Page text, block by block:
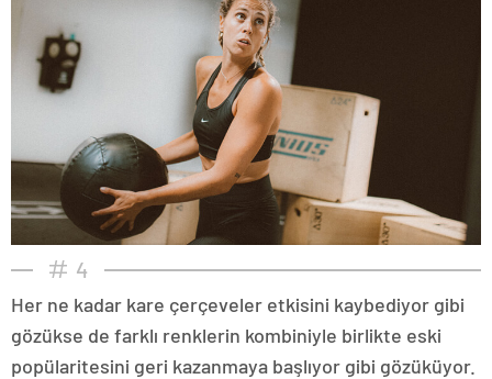
4
Her ne kadar kare çerçeveler etkisini kaybediyor gibi
gözükse de farklı renklerin kombiniyle birlikte eski
popülaritesini geri kazanmaya başlıyor gibi gözüküyor.